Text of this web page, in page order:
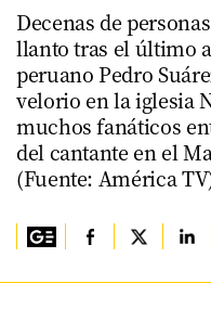
Decenas de
llanto tras el último
peruano Pedro
velorio en la iglesia
muchos fanáticos
del cantante en el
(Fuente: América